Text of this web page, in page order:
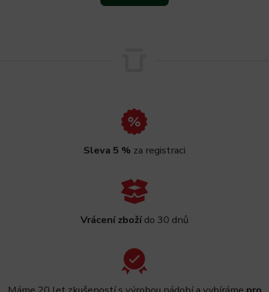
Sleva 5 % za registraci
Vrácení zbožído 30 dnů